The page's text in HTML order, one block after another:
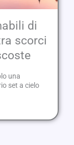
di
scorci
una
set a cielo